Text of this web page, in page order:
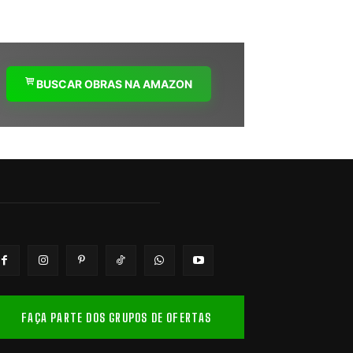
BUSCAR OBRAS NA AMAZON
FAÇA PARTE DOS GRUPOS DE OFERTAS